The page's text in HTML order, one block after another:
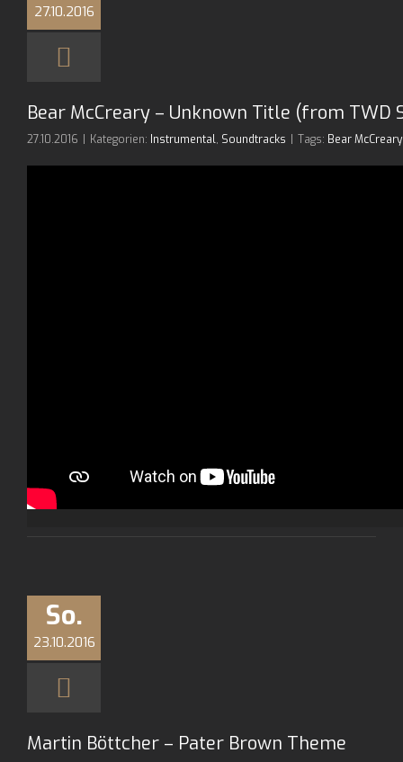
27.10.2016
Bear McCreary – Unknown Title (from TWD
27.10.2016 Kategorien: Instrumental, Soundtracks Tags: Bear McCreary
So.
23.10.2016
Martin Böttcher – Pater Brown Theme